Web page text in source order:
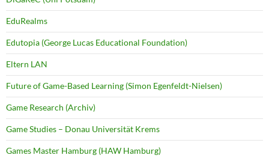
EduRealms
Edutopia (George Lucas Educational Foundation)
Eltern LAN
Future of Game-Based Learning (Simon Egenfeldt-Nielsen)
Game Research (Archiv)
Game Studies – Donau Universität Krems
Games Master Hamburg (HAW Hamburg)